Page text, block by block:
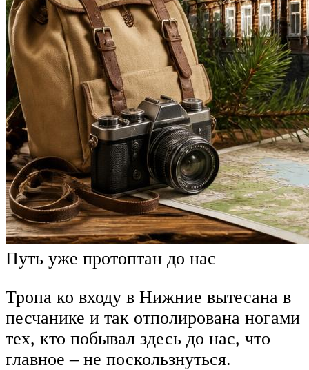
Путь уже протоптан до нас
Тропа ко входу в Нижние вытесана в
песчанике и так отполирована ногами
тех, кто побывал здесь до нас, что
главное – не поскользнуться.